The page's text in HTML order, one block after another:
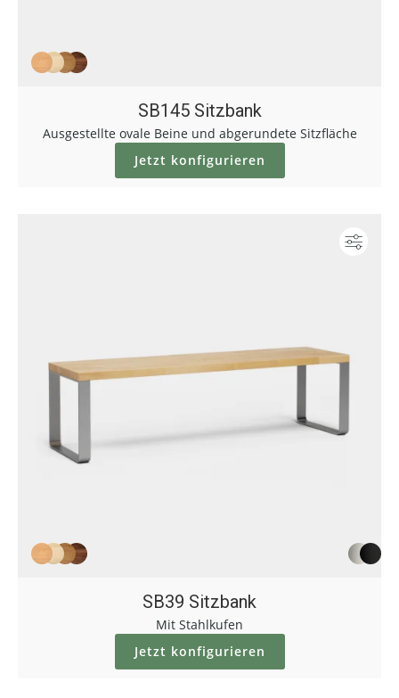
SB145 Sitzbank
Ausgestellte ovale Beine und abgerundete Sitzfläche
Jetzt konfigurieren
SB39 Sitzbank
Mit Stahlkufen
Jetzt konfigurieren